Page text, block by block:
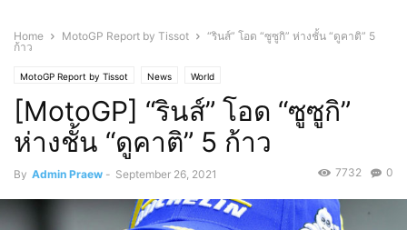
Home MotoGP Report by Tissot
“รินส์” โอด “ซูซูกิ” ห่างชั้น “ดูคาติ” 5
ก้าว
MotoGP Report by Tissot News World
[MotoGP] “รินส์” โอด “ซูซูกิ”
ห่างชั้น “ดูคาติ” 5 ก้าว
By Admin Praew - September 26, 2021 0
7732